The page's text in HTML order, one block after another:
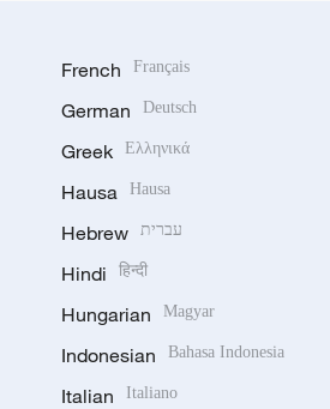
French Français
German Deutsch
Greek Ελληνικά
Hausa Hausa
Hebrew עברית
Hindi हिन्दी
Hungarian Magyar
Indonesian Bahasa Indonesia
Italian Italiano